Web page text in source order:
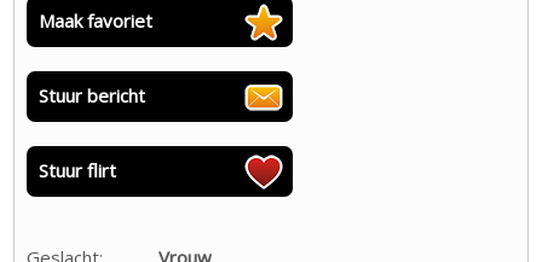
Maak favoriet
Stuur bericht
Stuur flirt
Geslacht:
Vrouw